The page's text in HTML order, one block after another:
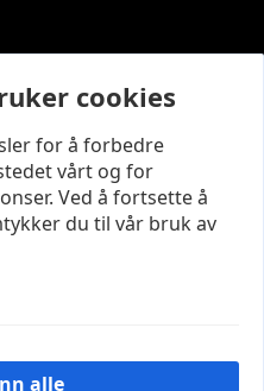
cookies
for å forbedre
vårt og for
Ved å fortsette å
du til vår bruk av
alle